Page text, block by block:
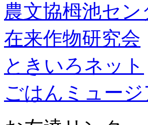
農文協栂池セン
在来作物研究会
ときいろネット
ごはんミュージ